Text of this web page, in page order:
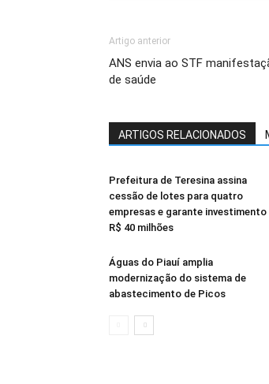
Artigo anterior
ANS envia ao STF
de saúde
ARTIGOS RELACIONADOS
Prefeitura de Teresina assina
cessão de lotes para quatro
empresas e garante investimento
R$ 40 milhões
Águas do Piauí amplia
modernização do sistema de
abastecimento de Picos